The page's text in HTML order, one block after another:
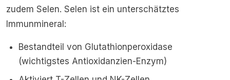
zudem Selen. Selen ist ein unterschätztes
Immunmineral:
Bestandteil von Glutathionperoxidase
(wichtigstes Antioxidanzien-Enzym)